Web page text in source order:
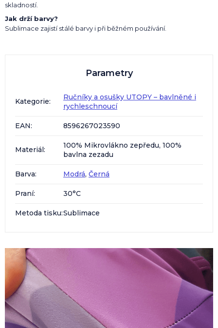
skladností.
Jak drží barvy?
Sublimace zajistí stálé barvy i při běžném používání.
Parametry
Kategorie:
Ručníky a osušky UTOPY – bavlněné i
rychleschnoucí
EAN: 8596267023590
Materiál:
100% Mikrovlákno zepředu, 100%
bavlna zezadu
Barva: Modrá, Černá
Praní: 30°C
Metoda tisku:Sublimace